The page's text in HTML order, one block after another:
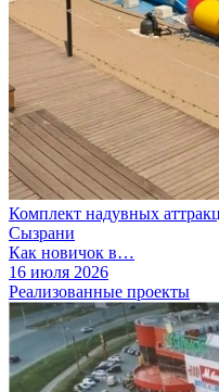
Комплект надувных
Сызрани
Как новичок в…
16 июля 2026
Реализованные проекты